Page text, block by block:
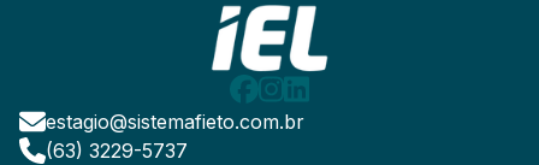
estagio@sistemafieto.com.br
(63) 3229-5737